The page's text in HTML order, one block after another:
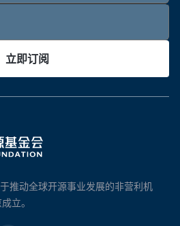
立即订阅
推动全球开源事业发展的非营利机
立。